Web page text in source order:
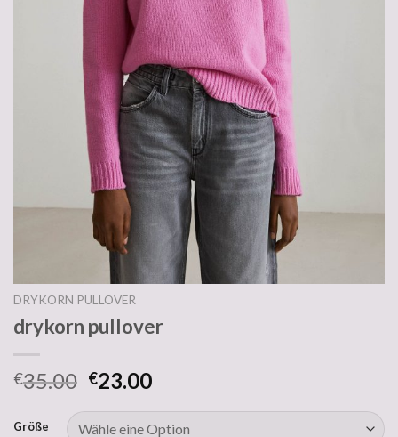
DRYKORN PULLOVER
drykorn pullover
€35.00 €23.00
Größe